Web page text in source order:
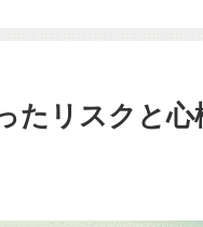
たリスクと